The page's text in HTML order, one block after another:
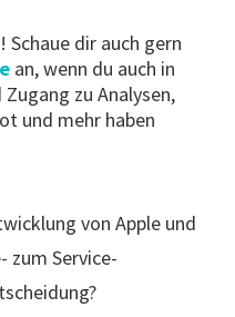
Schaue dir auch gern
an, wenn du auch in
zu Analysen,
und mehr haben
von Apple und
zum Service-